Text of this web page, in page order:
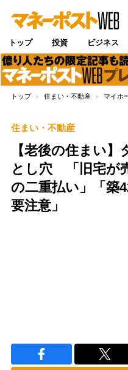
トップ 投資 ビジネス
トップ 住まい・不動産 マイホ
住まい・不動産
【老後の住まい
とし穴 「旧宅が
の二重払い」「築
要注意」